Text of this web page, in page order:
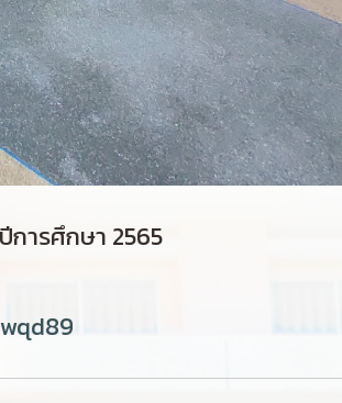
การศึกษา 2565